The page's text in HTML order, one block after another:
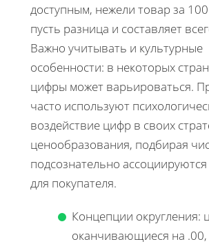
доступным, нежели товар за
пусть разница и составляет
Важно учитывать и культурные
особенности: в некоторых
цифры может варьироваться.
часто используют
воздействие цифр в своих
ценообразования, подбирая
подсознательно
для покупателя.
Концепции округления:
оканчивающиеся на .00,